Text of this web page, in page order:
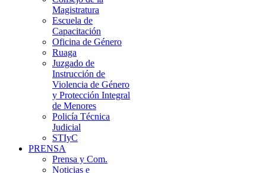
Magistratura
Escuela de
Capacitación
Oficina de Género
Ruaga
Juzgado de
Instrucción de
Violencia de Género
y Protección Integral
de Menores
Policía Técnica
Judicial
STIyC
PRENSA
Prensa y Com.
Noticias e